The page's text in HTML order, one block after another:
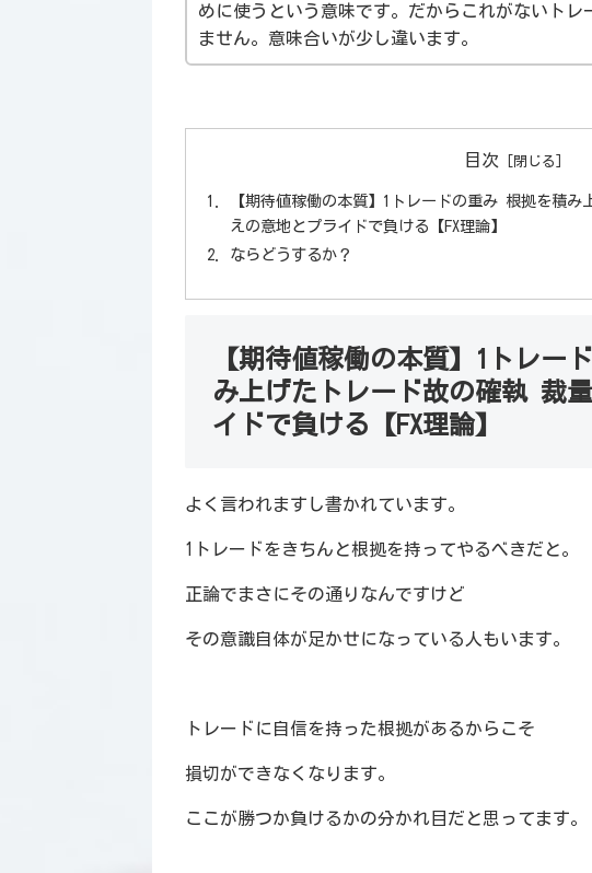
めに使うという意味です。だからこれがないトレ
ません。意味合いが少し違います。
目次
【期待値稼働の本質】1トレードの重み 根拠を積
えの意地とプライドで負ける【FX理論】
ならどうするか？
【期待値稼働の本質】1トレー
み上げたトレード故の確執 裁
イドで負ける【FX理論】
よく言われますし書かれています。
1トレードをきちんと根拠を持ってやるべきだと。
正論でまさにその通りなんですけど
その意識自体が足かせになっている人もいます。
トレードに自信を持った根拠があるからこそ
損切ができなくなります。
ここが勝つか負けるかの分かれ目だと思ってます。